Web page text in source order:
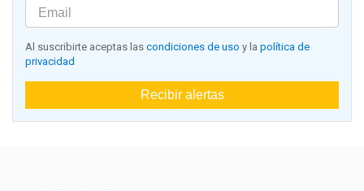
Al suscribirte aceptas las condiciones de uso y la política de
privacidad
Recibir alertas